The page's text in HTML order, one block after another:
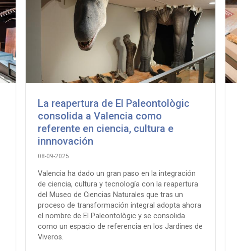
La reapertura de El Paleontològic
consolida a Valencia como
referente en ciencia, cultura e
innnovación
08-09-2025
Valencia ha dado un gran paso en la integración
de ciencia, cultura y tecnología con la reapertura
del Museo de Ciencias Naturales que tras un
proceso de transformación integral adopta ahora
el nombre de El Paleontològic y se consolida
como un espacio de referencia en los Jardines de
Viveros.